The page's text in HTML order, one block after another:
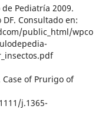
Pediatría 2009.
Consultado en:
public_html/wpco
of Prurigo of
j.1365-